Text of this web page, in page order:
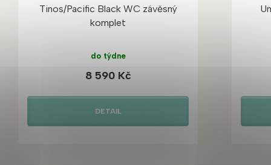
Tinos/Pacific Black WC závěsný
komplet
do týdne
8 590 Kč
DETAIL